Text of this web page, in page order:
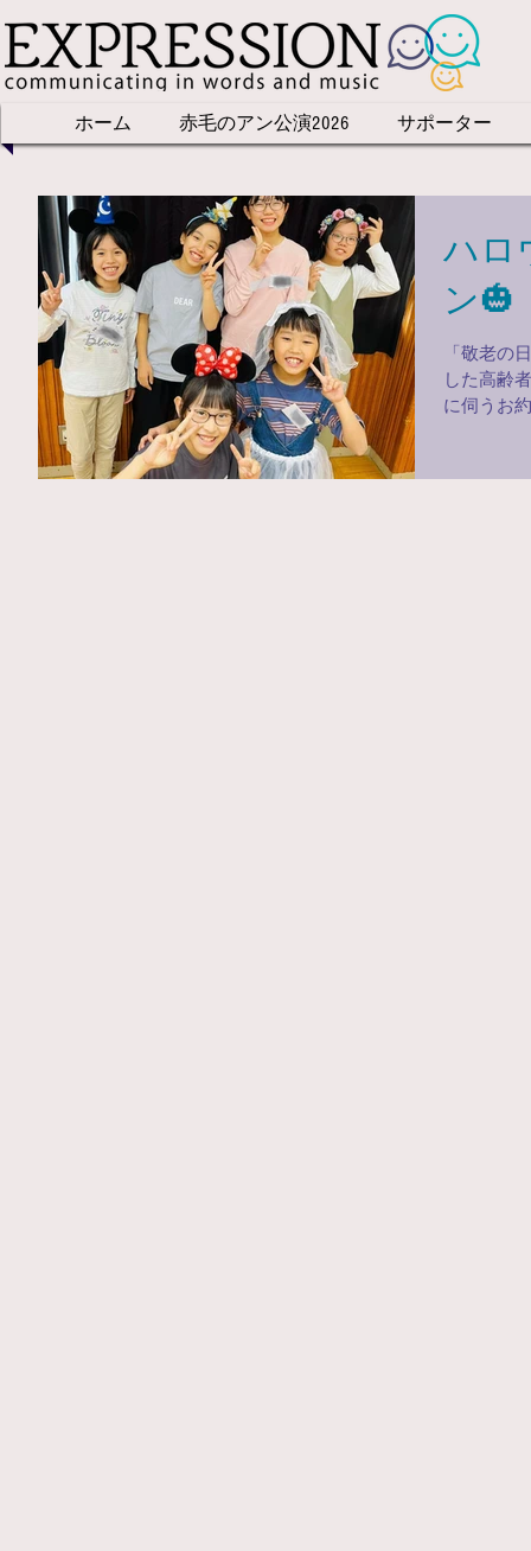
ホーム 赤毛のアン公演2026 サポーター
ハロ
ン🎃
「敬老の
した高齢
に伺うお
ロディー